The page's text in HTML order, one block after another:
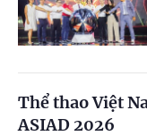
Thể thao Việt
ASIAD 2026